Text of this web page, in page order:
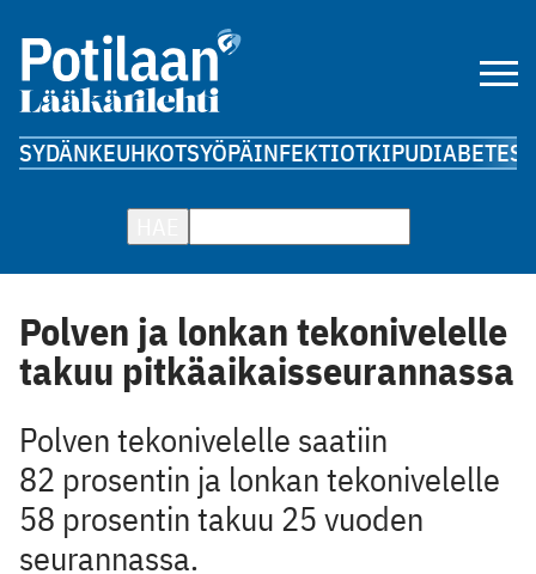
SYDÄNKEUHKOTSYÖPÄINFEKTIOTKIPUDIABETES
Polven ja lonkan tekonivelelle
takuu pitkäaikaisseurannassa
Polven tekonivelelle saatiin
82 prosentin ja lonkan tekonivelelle
58 prosentin takuu 25 vuoden
seurannassa.